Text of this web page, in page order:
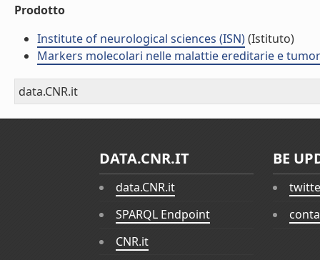
Prodotto
Institute of neurological sciences (ISN)(Istituto)
Markers molecolari nelle malattie ereditarie e
data.CNR.it
DATA.CNR.IT
data.CNR.it
SPARQL Endpoint
CNR.it
BE